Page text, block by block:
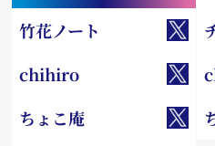
竹花ノート
chihiro
ちょこ庵